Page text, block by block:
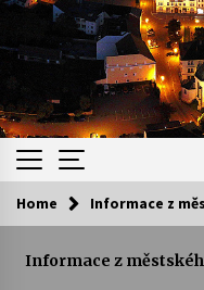
Kam za
Home Informace z
Informace z